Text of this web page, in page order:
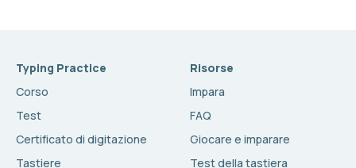
Typing Practice
Corso
Test
Certificato di digitazione
Tastiere
Risorse
Impara
FAQ
Giocare e imparare
Test della tastiera